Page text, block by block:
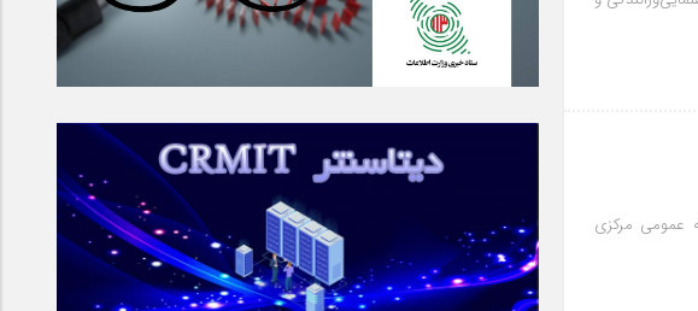
درصدی احداث کتابخانه عمومی مرکزی